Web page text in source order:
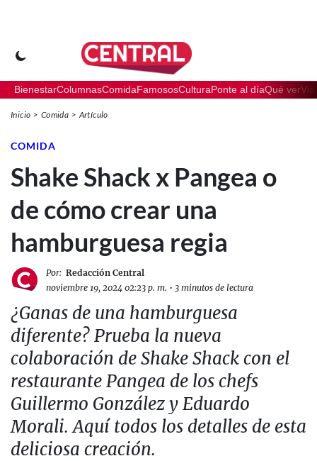
BienestarColumnasComidaFamososCulturaPonte al díaQué ver
Inicio Comida Artículo
COMIDA
Shake Shack x Pangea o
de cómo crear una
hamburguesa regia
Por: Redacción Central
noviembre 19, 2024 02:23 p. m. • 3 minutos de lectura
¿Ganas de una hamburguesa
diferente? Prueba la nueva
colaboración de Shake Shack con el
restaurante Pangea de los chefs
Guillermo González y Eduardo
Morali. Aquí todos los detalles de esta
deliciosa creación.